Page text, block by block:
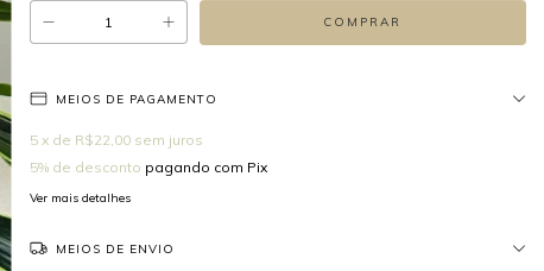
MEIOS DE PAGAMENTO
5 x de R$22,00 sem juros
5% de desconto pagando com Pix
Ver mais detalhes
MEIOS DE ENVIO